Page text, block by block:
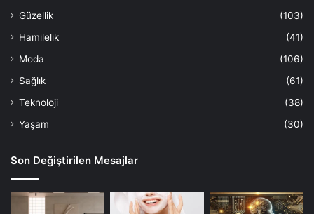
Güzellik
(103)
Hamilelik
(41)
Moda
(106)
Sağlık
(61)
Teknoloji
(38)
Yaşam
(30)
Son Değiştirilen Mesajlar